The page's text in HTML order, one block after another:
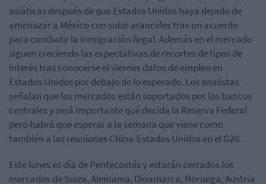
asiáticas después de que Estados Unidos haya dejado de
amenazar a México con subir aranceles tras un acuerdo
para combatir la inmigración ilegal. Además en el mercado
siguen creciendo las expectativas de recortes de tipos de
interés tras conocerse el viernes datos de empleo en
Estados Unidos por debajo de lo esperado. Los analistas
señalan que los mercados están soportados por los bancos
centrales y será importante qué decida la Reserva Federal
pero habrá que esperar a la semana que viene como
también a las reuniones China-Estados Unidos en el G20.
Este lunes es día de Pentecostés y estarán cerrados los
mercados de Suiza, Alemania, Dinamarca, Noruega, Austria